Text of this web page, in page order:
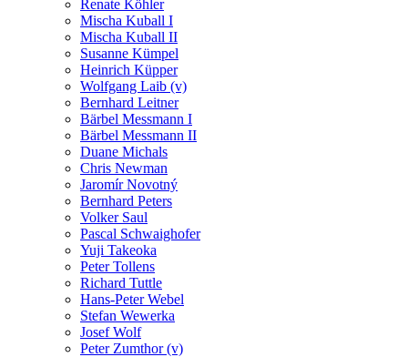
Renate Köhler
Mischa Kuball I
Mischa Kuball II
Susanne Kümpel
Heinrich Küpper
Wolfgang Laib (v)
Bernhard Leitner
Bärbel Messmann I
Bärbel Messmann II
Duane Michals
Chris Newman
Jaromír Novotný
Bernhard Peters
Volker Saul
Pascal Schwaighofer
Yuji Takeoka
Peter Tollens
Richard Tuttle
Hans-Peter Webel
Stefan Wewerka
Josef Wolf
Peter Zumthor (v)